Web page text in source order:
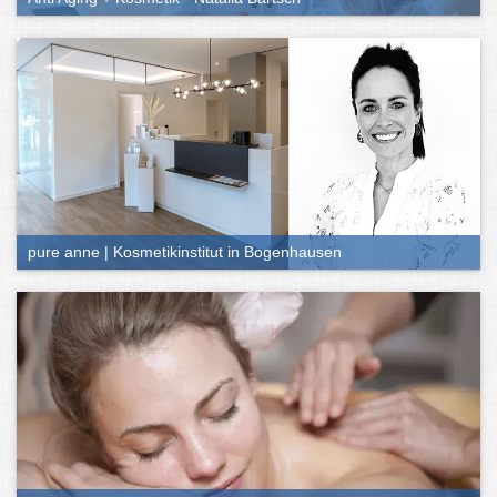
Wie oben schon angedeutet, ist das Angebotsspektrum in
Kosmetikstudios vielfältig. Zu den wichtigsten Treatments zählen:
Gesichtsbehandlungen
Ihr habt Probleme mit eurer Haut oder wollt ihr einfach nur eine
reichhaltige Pflege gönnen? Kosmetikstudios haben von der
Ausreinigung bis zu Anti-Aging-Behandlung so ziemlich alles im
Programm. Auch das Färben, Formen und Stylen von Wimpern
oder Augenbrauen oder ein schickes Make-up zählen dazu.
Haarentfernung
Möchtet ihr euch das häufige Rasieren sparen oder seid nicht
zufrieden mit der Körperbehaarung an bestimmten Stellen, lohnt
sich ebenfalls ein Besuch bei der Kosmetik. Angeboten werden
dabei meist das Wachsen oder Sugaring, aber auch
Haarentfernungen per Laser.
Maniküre und Pediküre
Samtweiche Füße, lackierte Nägel oder eine Nagelverlängerung –
pure anne | Kosmetikinstitut in Bogenhausen